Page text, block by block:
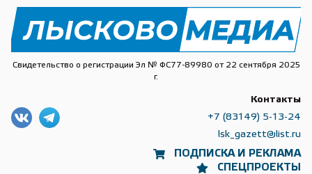
Свидетельство о регистрации Эл № ФС77-89980 от 22 сентября 2025
г.
ПОДПИСКА И РЕКЛАМА
СПЕЦПРОЕКТЫ
Контакты
+7 (83149) 5-13-24
lsk_gazett@list.ru